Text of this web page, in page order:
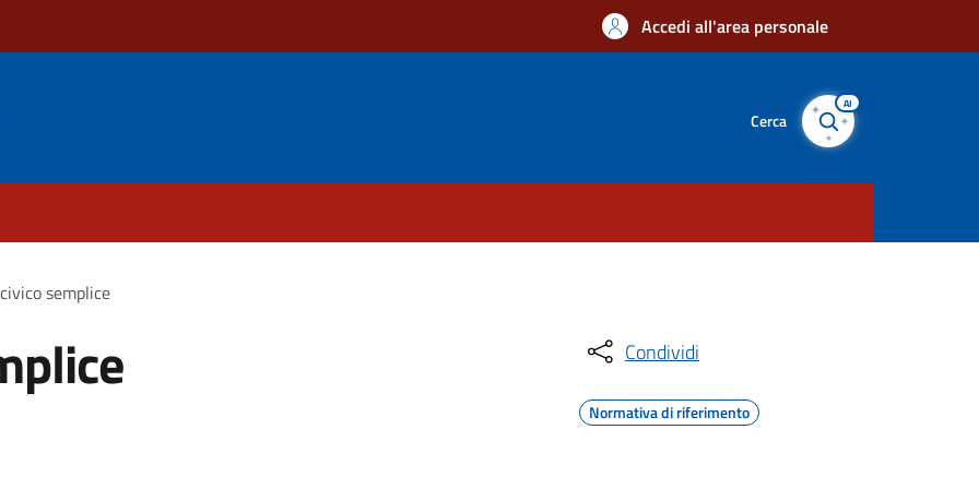
Accedi all'area personale
Cerca
AI
semplice
Condividi
Normativa di riferimento